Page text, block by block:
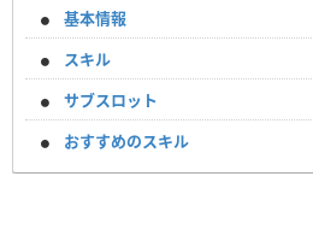
基本情報
スキル
サブスロット
おすすめのスキル